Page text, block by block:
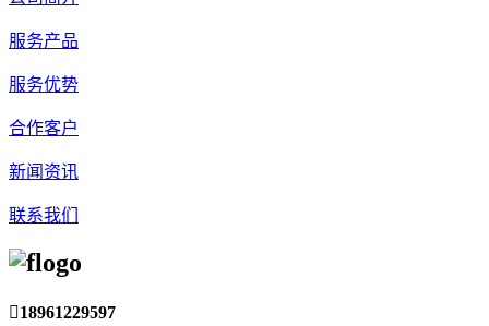
服务产品
服务优势
合作客户
新闻资讯
联系我们
18961229597